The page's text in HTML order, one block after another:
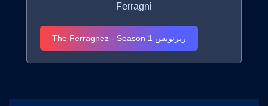
Ferragni
زیرنویس The Ferragnez - Season 1